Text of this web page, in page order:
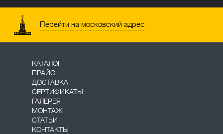
Перейти на московский адрес
КАТАЛОГ
ПРАЙС
ДОСТАВКА
СЕРТИФИКАТЫ
ГАЛЕРЕЯ
МОНТАЖ
СТАТЬИ
КОНТАКТЫ